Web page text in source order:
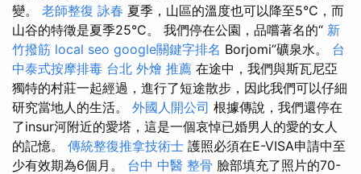
變。 老師整復 詠春 夏季，山區的溫度也可以降至5°C，而
山谷的特徵是夏季25°C。 我們停在公園，品嚐著名的“ 新
竹撥筋 local seo google關鍵字排名 Borjomi”礦泉水。 台
中泰式按摩排毒 台北 外燴 推薦 在途中，我們與斯瓦尼亞
獨特的村莊一起經過，進行了短途散步，因此我們可以仔細
研究當地人的生活。 外國人開公司 根據傳說，我們還停在
了insur河附近的愛塔，這是一個哀悼已婚男人的愛的女人
的記憶。 傳統整復推拿技術士 護照必須在E-VISA申請中至
少有效期為6個月。 台中 中醫 整骨 臉部填充了照片的70-